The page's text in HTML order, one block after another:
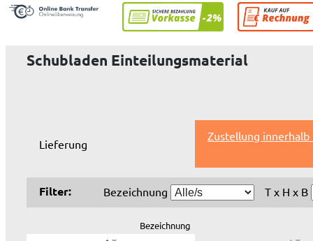
Schubladen Einteilungsmaterial
Lieferung
Zustellung innerhalb
Filter: Bezeichnung T x H x B
Bezeichnung